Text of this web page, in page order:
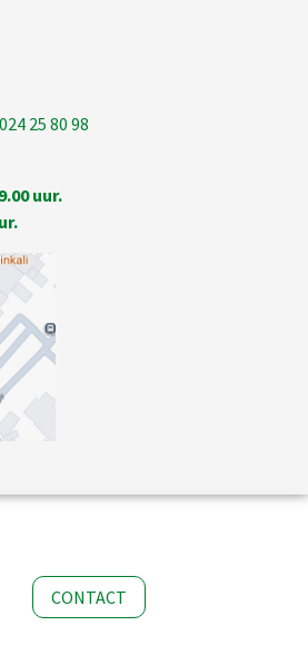
25 80 98
uur.
CONTACT